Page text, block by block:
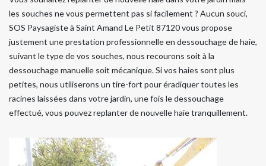
les souches ne vous permettent pas si facilement ? Aucun souci,
SOS Paysagiste à Saint Amand Le Petit 87120 vous propose
justement une prestation professionnelle en dessouchage de haie,
suivant le type de vos souches, nous recourons soit à la
dessouchage manuelle soit mécanique. Si vos haies sont plus
petites, nous utiliserons un tire-fort pour éradiquer toutes les
racines laissées dans votre jardin, une fois le dessouchage
effectué, vous pouvez replanter de nouvelle haie tranquillement.